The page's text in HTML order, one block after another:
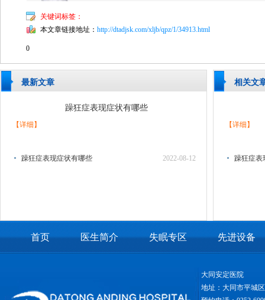
关键词标签：
本文章链接地址： http://dtadjsk.com/xljb/qpz/1/34913.html
0
最新文章
躁狂症表现症状有哪些
【详细】
躁狂症表现症状有哪些 2022-08-12
相关文
【详细】
躁狂症表
首页 医生简介 失眠专区 先进设备
大同安定医院
地址：大同市平城